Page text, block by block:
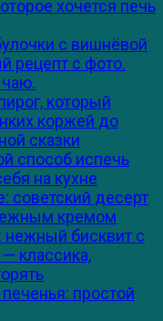
хочется печь
с вишнёвой
рецепт с фото.
который
коржей до
сказки
способ испечь
на кухне
советский десерт
кремом
нежный бисквит с
классика,
простой